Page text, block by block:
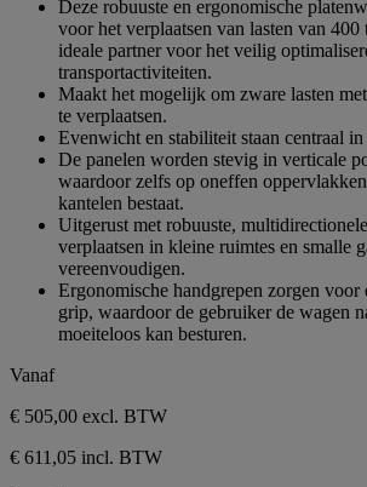
beoordeling
sterren.
beoordeling
Deze robuuste en ergonomische
voor het verplaatsen van lasten van
ideale partner voor het veilig
transportactiviteiten.
Maakt het mogelijk om zware lasten
te verplaatsen.
Evenwicht en stabiliteit staan centraal
De panelen worden stevig in verticale
waardoor zelfs op oneffen
kantelen bestaat.
Uitgerust met robuuste,
verplaatsen in kleine ruimtes en smalle
vereenvoudigen.
Ergonomische handgrepen zorgen voor
grip, waardoor de gebruiker de wagen
moeiteloos kan besturen.
Vanaf
€ 505,00 excl. BTW
€ 611,05 incl. BTW